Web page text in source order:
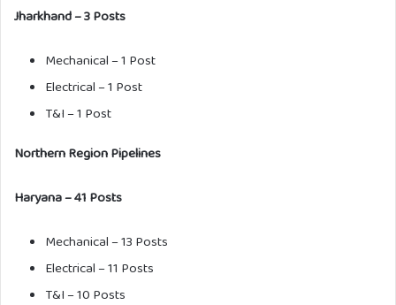
Jharkhand – 3 Posts
Mechanical – 1 Post
Electrical – 1 Post
T&I – 1 Post
Northern Region Pipelines
Haryana – 41 Posts
Mechanical – 13 Posts
Electrical – 11 Posts
T&I – 10 Posts